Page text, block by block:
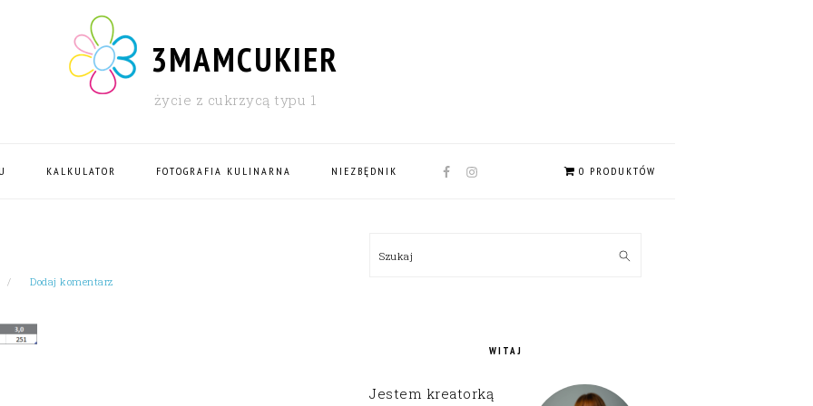
3MAMCUKIER
życie z cukrzycą typu 1
KALKULATOR FOTOGRAFIA KULINARNA NIEZBĘDNIK
NAV
0 PRODUKTÓW
Dodaj komentarz
SIDEBAR
Szukaj
WITAJ
Jestem kreatorką